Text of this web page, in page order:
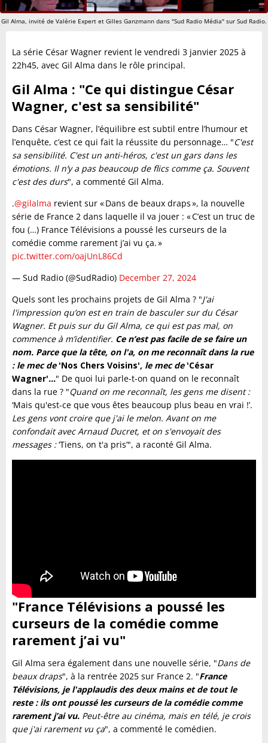
Gil Alma, invité de Valérie Expert et Gilles Ganzmann dans "Sud Radio Média" sur Sud Radio.
La série César Wagner revient le vendredi 3 janvier 2025 à
22h45, avec Gil Alma dans le rôle principal.
Gil Alma : "Ce qui distingue César
Wagner, c'est sa sensibilité"
Dans César Wagner, l’équilibre est subtil entre l’humour et
l’enquête, c’est ce qui fait la réussite du personnage… "C'est
sa sensibilité. C'est un anti-héros, c'est un gars dans les
émotions. Il n’y a pas beaucoup de flics comme ça. Souvent
c'est des durs", a commenté Gil Alma.
.@gilalma revient sur « Dans de beaux draps », la nouvelle
série de France 2 dans laquelle il va jouer : « C’est un truc de
fou (…) France Télévisions a poussé les curseurs de la
comédie comme rarement j’ai vu ça. »
pic.twitter.com/oajUnL86Cd
— Sud Radio (@SudRadio) December 27, 2024
Quels sont les prochains projets de Gil Alma ? "J'ai
l'impression qu’on est en train de basculer sur du César
Wagner. Et puis sur du Gil Alma, ce qui est pas mal, on
commence à m’identifier. Ce n’est pas facile de se faire un
nom. Parce que la tête, on l'a, on me reconnaît dans la rue
: le mec de 'Nos Chers Voisins', le mec de 'César
Wagner'…" De quoi lui parle-t-on quand on le reconnaît
dans la rue ? "Quand on me reconnaît, les gens me disent :
‘Mais qu'est-ce que vous êtes beaucoup plus beau en vrai !’.
Les gens vont croire que j'ai le melon. Avant on me
confondait avec Arnaud Ducret, et on s'envoyait des
messages :‘Tiens, on t'a pris’", a raconté Gil Alma.
"France Télévisions a poussé les
curseurs de la comédie comme
rarement j’ai vu"
Gil Alma sera également dans une nouvelle série, "Dans de
beaux draps", à la rentrée 2025 sur France 2. "France
Télévisions, je l'applaudis des deux mains et de tout le
reste : ils ont poussé les curseurs de la comédie comme
rarement j’ai vu. Peut-être au cinéma, mais en télé, je crois
que j'ai rarement vu ça", a commenté le comédien.